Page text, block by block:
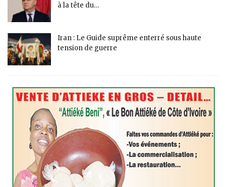
à la tête du…
Iran : Le Guide suprême enterré sous haute
tension de guerre